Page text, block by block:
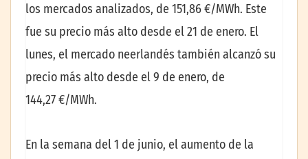
los mercados analizados, de 151,86 €/MWh. Este
fue su precio más alto desde el 21 de enero. El
lunes, el mercado neerlandés también alcanzó su
precio más alto desde el 9 de enero, de
144,27 €/MWh.
En la semana del 1 de junio, el aumento de la